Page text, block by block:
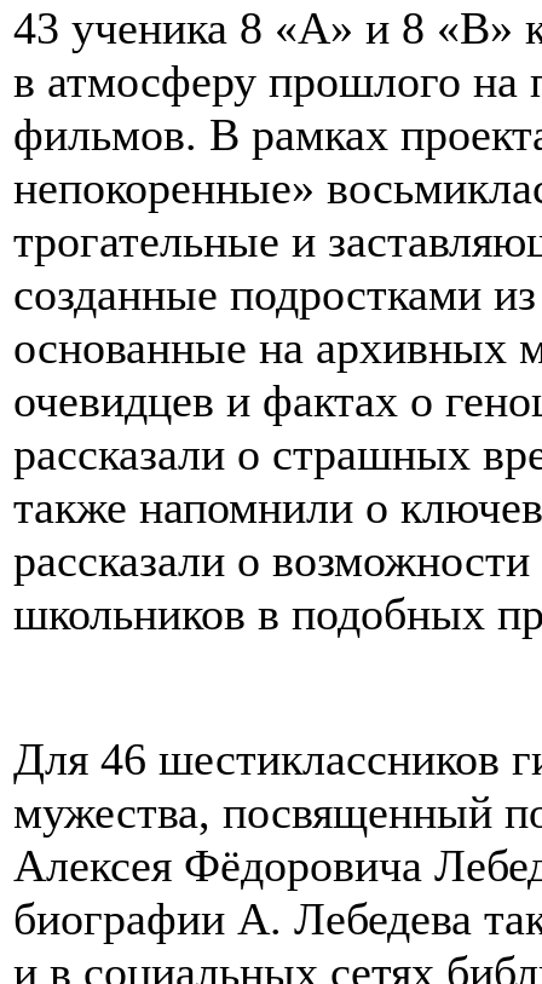
43 ученика 8 «А» и 8 «В»
в атмосферу прошлого на
фильмов. В рамках
непокоренные»
трогательные и
созданные подростками
основанные на архивных
очевидцев и фактах о
рассказали о страшных
также напомнили о
рассказали о
школьников в подобных
Для 46 шестиклассников
мужества, посвященный
Алексея Фёдоровича
биографии А. Лебедева
и в социальных сетях